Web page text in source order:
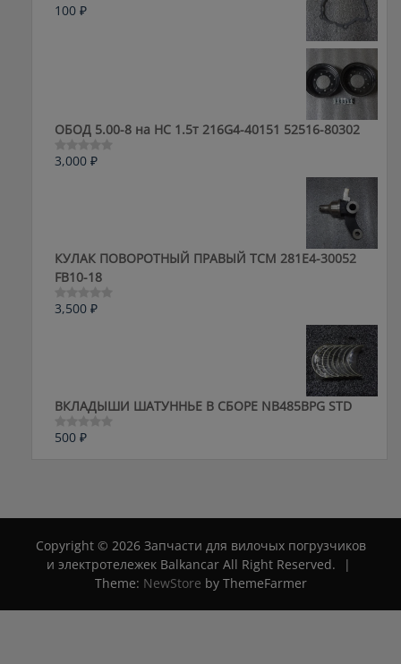
Оценка
100 ₽
ОБОД 5.00-8 на HC 1.5т 216G4-40151 52516-80302
Оценка
3,000 ₽
КУЛАК ПОВОРОТНЫЙ ПРАВЫЙ ТСМ 281E4-30052
FB10-18
Оценка
3,500 ₽
ВКЛАДЫШИ ШАТУННЬЕ В СБОРЕ NB485BPG STD
Оценка
500 ₽
Copyright © 2026 Запчасти для вилочых погрузчиков
и электротележек Balkancar All Right Reserved.
|
Theme: NewStore by ThemeFarmer